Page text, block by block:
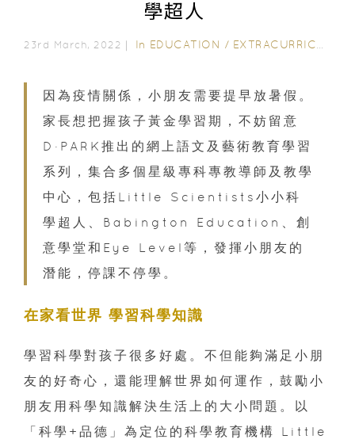
學超人
23rd March, 2022｜ In EDUCATION / EXTRACURRICULAR ACTIVITIES
因為疫情關係，小朋友需要提早放暑假。
家長想把握孩子黃金學習期，不妨留意
D·PARK推出的網上語文及藝術教育學習
系列，集合多個星級專科專教導師及教學
中心，包括Little Scientists小小科
學超人、Babington Education、創
意學堂和Eye Level等，發揮小朋友的
潛能，停課不停學。
在家看世界 學習科學知識
學習科學對孩子很多好處。不但能夠滿足小朋
友的好奇心，還能理解世界如何運作，鼓勵小
朋友用科學知識解決生活上的大小問題。以
「科學+品德」為定位的科學教育機構 Little